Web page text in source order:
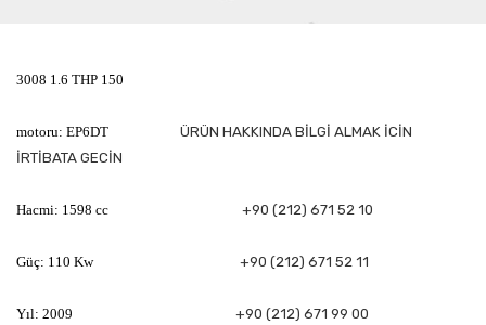
3008 1.6 THP 150
motoru: EP6DT ÜRÜN HAKKINDA BİLGİ ALMAK İCİN
İRTİBATA GECİN
Hacmi: 1598 cc +90 (212) 671 52 10
Güç: 110 Kw +90 (212) 671 52 11
Yıl: 2009 +90 (212) 671 99 00